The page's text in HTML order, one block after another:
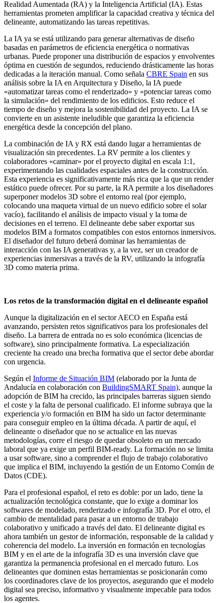
Realidad Aumentada (RA) y la Inteligencia Artificial (IA). Estas
herramientas prometen amplificar la capacidad creativa y técnica del
delineante, automatizando las tareas repetitivas.
La IA ya se está utilizando para generar alternativas de diseño
basadas en parámetros de eficiencia energética o normativas
urbanas. Puede proponer una distribución de espacios y envolventes
óptima en cuestión de segundos, reduciendo drásticamente las horas
dedicadas a la iteración manual. Como señala CBRE Spain en sus
análisis sobre la IA en Arquitectura y Diseño, la IA puede
«automatizar tareas como el renderizado» y «potenciar tareas como
la simulación» del rendimiento de los edificios. Esto reduce el
tiempo de diseño y mejora la sostenibilidad del proyecto. La IA se
convierte en un asistente ineludible que garantiza la eficiencia
energética desde la concepción del plano.
La combinación de IA y RX está dando lugar a herramientas de
visualización sin precedentes. La RV permite a los clientes y
colaboradores «caminar» por el proyecto digital en escala 1:1,
experimentando las cualidades espaciales antes de la construcción.
Esta experiencia es significativamente más rica que la que un render
estático puede ofrecer. Por su parte, la RA permite a los diseñadores
superponer modelos 3D sobre el entorno real (por ejemplo,
colocando una maqueta virtual de un nuevo edificio sobre el solar
vacío), facilitando el análisis de impacto visual y la toma de
decisiones en el terreno. El delineante debe saber exportar sus
modelos BIM a formatos compatibles con estos entornos inmersivos.
El diseñador del futuro deberá dominar las herramientas de
interacción con las IA generativas y, a la vez, ser un creador de
experiencias inmersivas a través de la RV, utilizando la infografía
3D como materia prima.
Los retos de la transformación digital en el delineante español
Aunque la digitalización en el sector AECO en España está
avanzando, persisten retos significativos para los profesionales del
diseño. La barrera de entrada no es solo económica (licencias de
software), sino principalmente formativa. La especialización
creciente ha creado una brecha formativa que el sector debe abordar
con urgencia.
Según el Informe de Situación BIM (elaborado por la Junta de
Andalucía en colaboración con BuildingSMART Spain), aunque la
adopción de BIM ha crecido, las principales barreras siguen siendo
el coste y la falta de personal cualificado. El informe subraya que la
experiencia y/o formación en BIM ha sido un factor determinante
para conseguir empleo en la última década. A partir de aquí, el
delineante o diseñador que no se actualice en las nuevas
metodologías, corre el riesgo de quedar obsoleto en un mercado
laboral que ya exige un perfil BIM-ready. La formación no se limita
a usar software, sino a comprender el flujo de trabajo colaborativo
que implica el BIM, incluyendo la gestión de un Entorno Común de
Datos (CDE).
Para el profesional español, el reto es doble: por un lado, tiene la
actualización tecnológica constante, que lo exige a dominar los
softwares de modelado, renderizado e infografía 3D. Por el otro, el
cambio de mentalidad para pasar a un entorno de trabajo
colaborativo y unificado a través del dato. El delineante digital es
ahora también un gestor de información, responsable de la calidad y
coherencia del modelo. La inversión en formación en tecnologías
BIM y en el arte de la infografía 3D es una inversión clave que
garantiza la permanencia profesional en el mercado futuro. Los
delineantes que dominen estas herramientas se posicionarán como
los coordinadores clave de los proyectos, asegurando que el modelo
digital sea preciso, informativo y visualmente impecable para todos
los agentes.